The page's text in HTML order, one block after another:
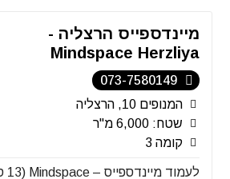
מיינדספייס הרצליה -
Mindspace Herzliya
073-7580149
המנופים 10, הרצליה
שטח: 6,000 מ"ר
קומה 3
לעמוד מיינדספייס – Mindspace (13 סניפים)